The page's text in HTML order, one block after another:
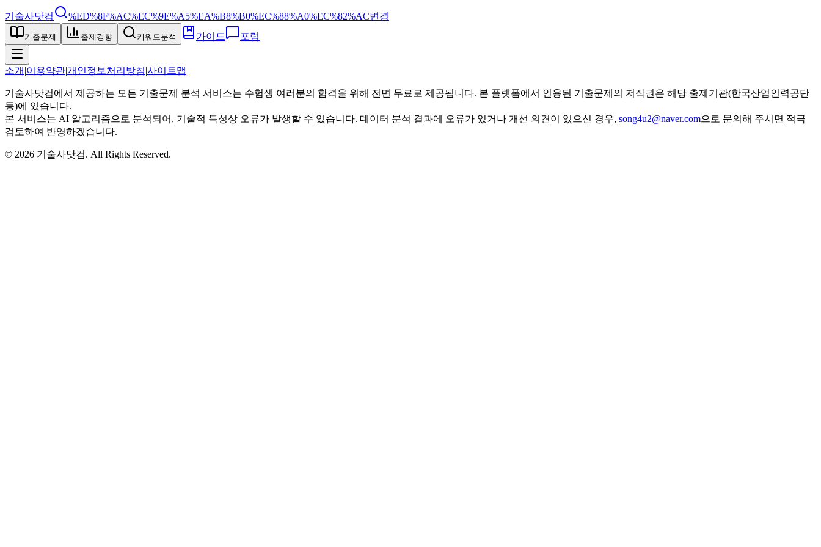
기술사닷컴 %ED%8F%AC%EC%9E%A5%EA%B8%B0%EC%88%A0%EC%82%AC변경
기출문제 출제경향 키워드분석 가이드 포럼
소개 |이용약관|개인정보처리방침|사이트맵
기술사닷컴에서 제공하는 모든 기출문제 분석 서비스는 수험생 여러분의 합격을 위해 전면 무료로 제공됩니다. 본 플랫폼에서 인용된 기출문제의 저작권은 해당 출제기관(한국산업인력공단
등)에 있습니다.
본 서비스는 AI 알고리즘으로 분석되어, 기술적 특성상 오류가 발생할 수 있습니다. 데이터 분석 결과에 오류가 있거나 개선 의견이 있으신 경우, song4u2@naver.com으로 문의해 주시면 적극
검토하여 반영하겠습니다.
© 2026 기술사닷컴. All Rights Reserved.